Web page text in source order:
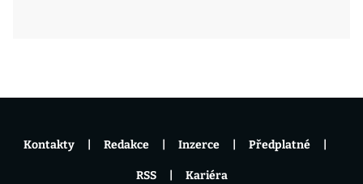
Kontakty Redakce Inzerce Předplatné
RSS Kariéra